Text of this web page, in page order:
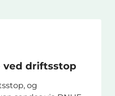
ved driftsstop
og